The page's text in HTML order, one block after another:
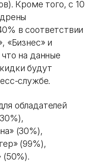
Кроме того, с 10
в соответствии
«Бизнес» и
на данные
будут
службе.
обладателей
(30%),
(99%),
(50%).